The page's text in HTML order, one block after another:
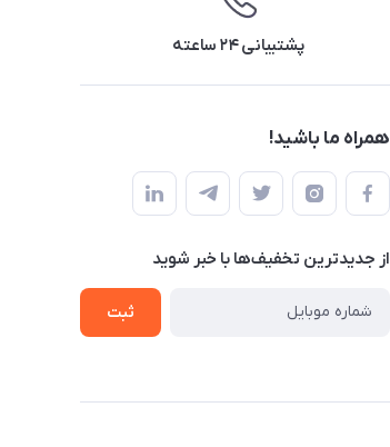
پشتیبانی ۲۴ ساعته
همراه ما باشید!
از جدید‌ترین تخفیف‌ها با‌ خبر شوید
ثبت